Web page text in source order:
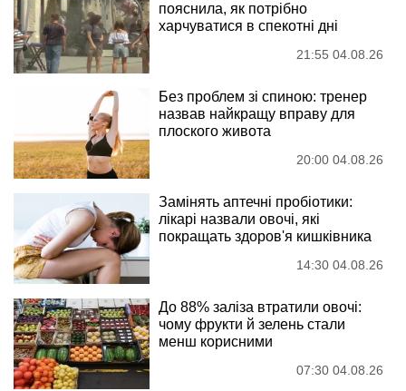
пояснила, як потрібно
харчуватися в спекотні дні
21:55 04.08.26
Без проблем зі спиною: тренер
назвав найкращу вправу для
плоского живота
20:00 04.08.26
Замінять аптечні пробіотики:
лікарі назвали овочі, які
покращать здоров'я кишківника
14:30 04.08.26
До 88% заліза втратили овочі:
чому фрукти й зелень стали
менш корисними
07:30 04.08.26